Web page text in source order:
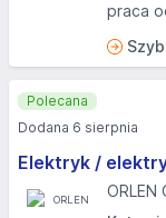
praca
Elektryk /
Polecana
Dodana 6 sierpnia